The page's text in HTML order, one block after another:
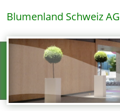
Blumenland Schweiz AG